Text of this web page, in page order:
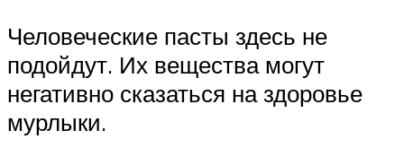
Человеческие пасты здесь не
подойдут. Их вещества могут
негативно сказаться на здоровье
мурлыки.